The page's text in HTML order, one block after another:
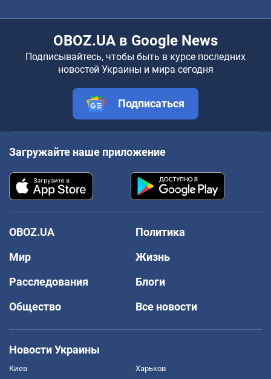
OBOZ.UA в Google News
Подписывайтесь, чтобы быть в курсе последних
новостей Украины и мира сегодня
Подписаться
Загружайте наше приложение
OBOZ.UA
Политика
Мир
Жизнь
Расследования
Блоги
Общество
Все новости
Новости Украины
Киев Харьков